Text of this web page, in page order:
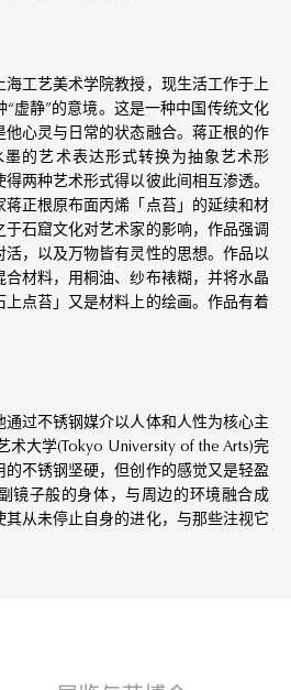
工艺美术学院教授，现生活工作于上
虚静”的意境。这是一种中国传统文化
心灵与日常的状态融合。蒋正根的作
的艺术表达形式转换为抽象艺术形
两种艺术形式得以彼此间相互渗透。
蒋正根原布面丙烯「点苔」的延续和材
石窟文化对艺术家的影响，作品强调
，以及万物皆有灵性的思想。作品以
材料，用桐油、纱布裱糊，并将水晶
点苔」又是材料上的绘画。作品有着
过不锈钢媒介以人体和人性为核心主
术大学(Tokyo University of the Arts)完
不锈钢坚硬，但创作的感觉又是轻盈
镜子般的身体，与周边的环境融合成
从未停止自身的进化，与那些注视它